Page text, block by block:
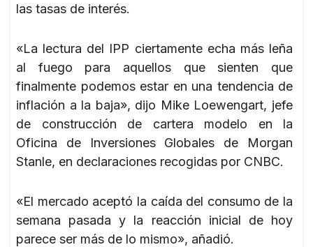
las tasas de interés.
«La lectura del IPP ciertamente echa más leña
al fuego para aquellos que sienten que
finalmente podemos estar en una tendencia de
inflación a la baja», dijo Mike Loewengart, jefe
de construcción de cartera modelo en la
Oficina de Inversiones Globales de Morgan
Stanle, en declaraciones recogidas por CNBC.
«El mercado aceptó la caída del consumo de la
semana pasada y la reacción inicial de hoy
parece ser más de lo mismo», añadió.